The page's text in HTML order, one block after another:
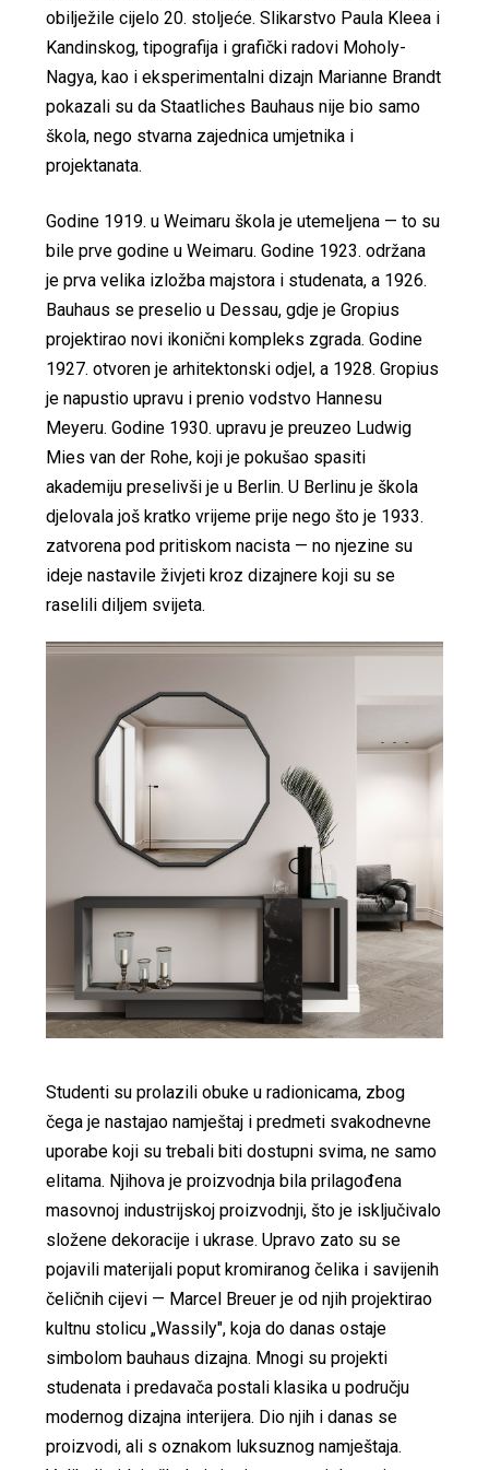
obilježile cijelo 20. stoljeće. Slikarstvo Paula Kleea i
Kandinskog, tipografija i grafički radovi Moholy-
Nagya, kao i eksperimentalni dizajn Marianne Brandt
pokazali su da Staatliches Bauhaus nije bio samo
škola, nego stvarna zajednica umjetnika i
projektanata.
Godine 1919. u Weimaru škola je utemeljena — to su
bile prve godine u Weimaru. Godine 1923. održana
je prva velika izložba majstora i studenata, a 1926.
Bauhaus se preselio u Dessau, gdje je Gropius
projektirao novi ikonični kompleks zgrada. Godine
1927. otvoren je arhitektonski odjel, a 1928. Gropius
je napustio upravu i prenio vodstvo Hannesu
Meyeru. Godine 1930. upravu je preuzeo Ludwig
Mies van der Rohe, koji je pokušao spasiti
akademiju preselivši je u Berlin. U Berlinu je škola
djelovala još kratko vrijeme prije nego što je 1933.
zatvorena pod pritiskom nacista — no njezine su
ideje nastavile živjeti kroz dizajnere koji su se
raselili diljem svijeta.
Studenti su prolazili obuke u radionicama, zbog
čega je nastajao namještaj i predmeti svakodnevne
uporabe koji su trebali biti dostupni svima, ne samo
elitama. Njihova je proizvodnja bila prilagođena
masovnoj industrijskoj proizvodnji, što je isključivalo
složene dekoracije i ukrase. Upravo zato su se
pojavili materijali poput kromiranog čelika i savijenih
čeličnih cijevi — Marcel Breuer je od njih projektirao
kultnu stolicu „Wassily", koja do danas ostaje
simbolom bauhaus dizajna. Mnogi su projekti
studenata i predavača postali klasika u području
modernog dizajna interijera. Dio njih i danas se
proizvodi, ali s oznakom luksuznog namještaja.